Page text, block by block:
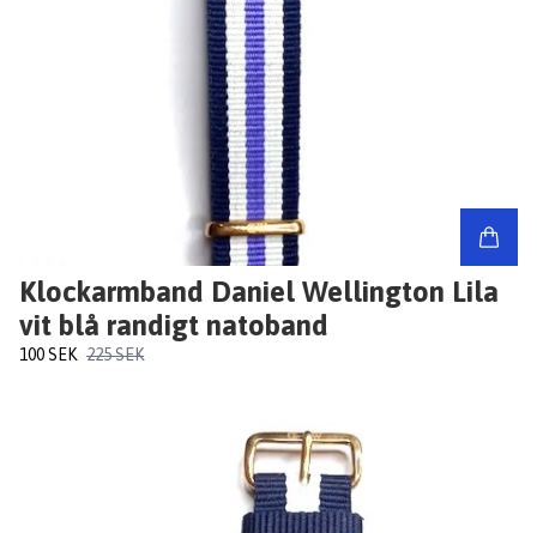
Klockarmband Daniel Wellington Lila
vit blå randigt natoband
100 SEK 225 SEK